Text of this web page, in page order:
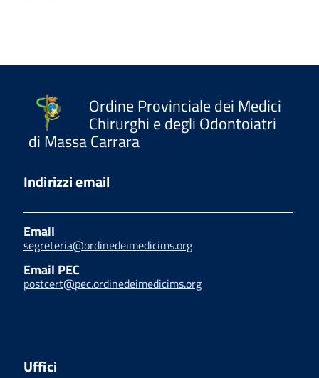
Ordine Provinciale dei Medici
Chirurghi e degli Odontoiatri
di Massa Carrara
Indirizzi email
Email
segreteria@ordinedeimedicims.org
Email PEC
postcert@pec.ordinedeimedicims.org
Uffici